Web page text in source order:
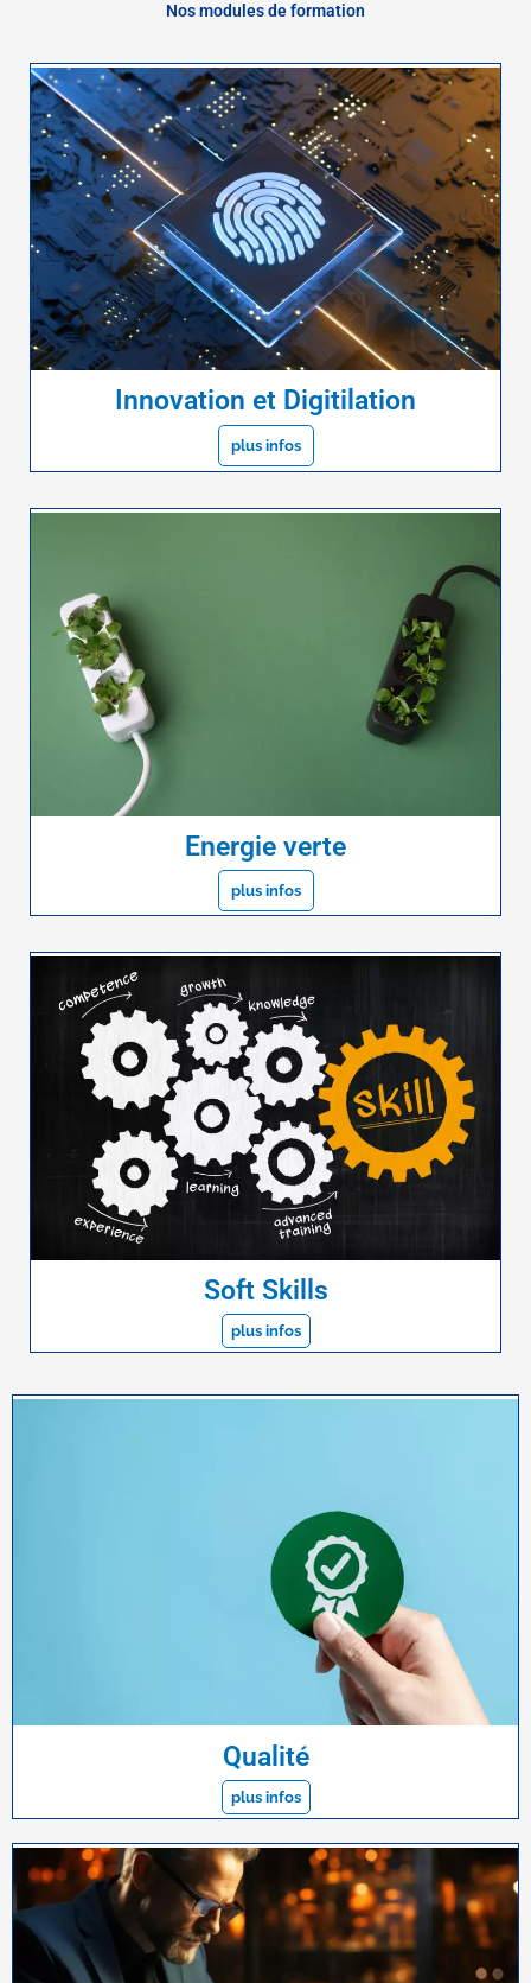
Nos modules de formation
Innovation et Digitilation
plus infos
Energie verte
plus infos
Soft Skills
plus infos
Qualité
plus infos